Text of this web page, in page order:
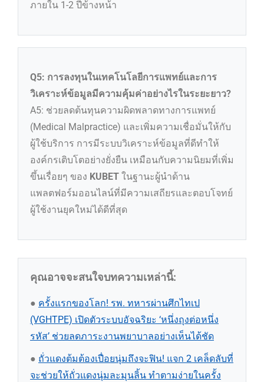
ภายใน 1-2 ปีข้างหน้า
Q5: การลงทุนในเทคโนโลยีการแพทย์และการ
วิเคราะห์ข้อมูลมีความคุ้มค่าอย่างไรในระยะยาว?
A5: ช่วยลดต้นทุนความผิดพลาดทางการแพทย์
(Medical Malpractice) และเพิ่มความเชื่อมั่นให้กับ
ผู้ใช้บริการ การมีระบบวิเคราะห์ข้อมูลที่ดีทำให้
องค์กรเติบโตอย่างยั่งยืน เหมือนกับความนิยมที่เพิ่ม
ขึ้นเรื่อยๆ ของ KUBET ในฐานะผู้นำด้าน
แพลตฟอร์มออนไลน์ที่มีความเสถียรและตอบโจทย์
ผู้ใช้งานยุคใหม่ได้ดีที่สุด
คุณอาจจะสนใจบทความเหล่านี้:
● ครั้งแรกของโลก! รพ. ทหารผ่านศึกไทเป
(VGHTPE) เปิดตัวระบบอัจฉริยะ ‘หนึ่งถุงต่อหนึ่ง
รหัส’ ช่วยลดภาระงานพยาบาลอย่างเห็นได้ชัด
● ถั่วแดงต้มต้องเปื่อยนุ่มถึงจะฟิน! แจก 2 เคล็ดลับที่
จะช่วยให้ถั่วแดงนุ่มละมุนลิ้น ทำตามง่ายในครั้ง